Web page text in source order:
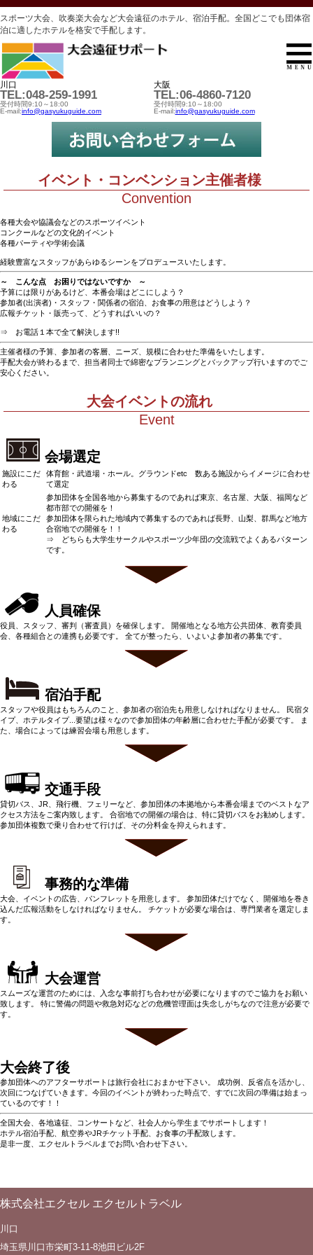
スポーツ大会、吹奏楽大会など大会遠征のホテル、宿泊手配。全国どこでも団体宿
泊に適したホテルを格安で手配します。
川口
TEL:048-259-1991
受付時間9:10～18:00
E-mail:info@gasyukuguide.com
大阪
TEL:06-4860-7120
受付時間9:10～18:00
E-mail:info@gasyukuguide.com
イベント・コンベンション主催者様
Convention
各種大会や協議会などのスポーツイベント
コンクールなどの文化的イベント
各種パーティや学術会議
経験豊富なスタッフがあらゆるシーンをプロデュースいたします。
～ こんな点 お困りではないですか ～
予算には限りがあるけど、本番会場はどこにしよう？
参加者(出演者)・スタッフ・関係者の宿泊、お食事の用意はどうしよう？
広報チケット・販売って、どうすればいいの？
⇒ お電話１本で全て解決します!!
主催者様の予算、参加者の客層、ニーズ、規模に合わせた準備をいたします。
手配大会が終わるまで、担当者同士で綿密なプランニングとバックアップ行いますのでご
安心ください。
大会イベントの流れ
Event
会場選定
施設にこだ
わる
体育館・武道場・ホール。グラウンドetc 数ある施設からイメージに合わせ
て選定
地域にこだ
わる
参加団体を全国各地から募集するのであれば東京、名古屋、大阪、福岡など
都市部での開催を！
参加団体を限られた地域内で募集するのであれば長野、山梨、群馬など地方
合宿地での開催を！！
⇒ どちらも大学生サークルやスポーツ少年団の交流戦でよくあるパターン
です。
人員確保
役員、スタッフ、審判（審査員）を確保します。 開催地となる地方公共団体、教育委員
会、各種組合との連携も必要です。 全てが整ったら、いよいよ参加者の募集です。
宿泊手配
スタッフや役員はもちろんのこと、参加者の宿泊先も用意しなければなりません。 民宿タ
イプ、ホテルタイプ...要望は様々なので参加団体の年齢層に合わせた手配が必要です。 ま
た、場合によっては練習会場も用意します。
交通手段
貸切バス、JR、飛行機、フェリーなど、参加団体の本拠地から本番会場までのベストなア
クセス方法をご案内致します。 合宿地での開催の場合は、特に貸切バスをお勧めします。
参加団体複数で乗り合わせて行けば、その分料金を抑えられます。
事務的な準備
大会、イベントの広告、パンフレットを用意します。 参加団体だけでなく、開催地を巻き
込んだ広報活動をしなければなりません。 チケットが必要な場合は、専門業者を選定しま
す。
大会運営
スムーズな運営のためには、入念な事前打ち合わせが必要になりますのでご協力をお願い
致します。 特に警備の問題や救急対応などの危機管理面は失念しがちなので注意が必要で
す。
大会終了後
参加団体へのアフターサポートは旅行会社におまかせ下さい。 成功例、反省点を活かし、
次回につなげていきます。今回のイベントが終わった時点で、すでに次回の準備は始まっ
ているのです！！
全国大会、各地遠征、コンサートなど、社会人から学生までサポートします！
ホテル宿泊手配、航空券やJRチケット手配、お食事の手配致します。
是非一度、エクセルトラベルまでお問い合わせ下さい。
株式会社エクセル エクセルトラベル
川口
埼玉県川口市栄町3-11-8池田ビル2F